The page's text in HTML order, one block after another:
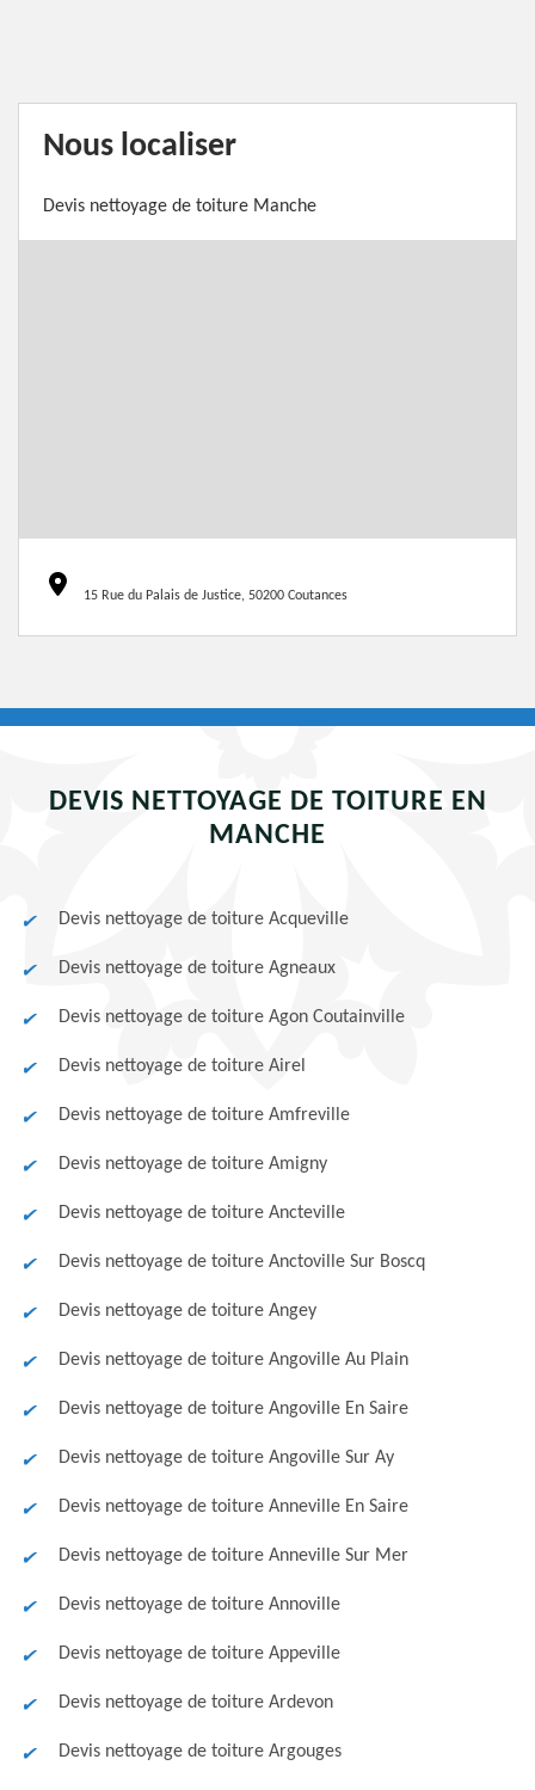
Nous localiser
Devis nettoyage de toiture Manche
15 Rue du Palais de Justice, 50200 Coutances
DEVIS NETTOYAGE DE TOITURE EN
MANCHE
Devis nettoyage de toiture Acqueville
Devis nettoyage de toiture Agneaux
Devis nettoyage de toiture Agon Coutainville
Devis nettoyage de toiture Airel
Devis nettoyage de toiture Amfreville
Devis nettoyage de toiture Amigny
Devis nettoyage de toiture Ancteville
Devis nettoyage de toiture Anctoville Sur Boscq
Devis nettoyage de toiture Angey
Devis nettoyage de toiture Angoville Au Plain
Devis nettoyage de toiture Angoville En Saire
Devis nettoyage de toiture Angoville Sur Ay
Devis nettoyage de toiture Anneville En Saire
Devis nettoyage de toiture Anneville Sur Mer
Devis nettoyage de toiture Annoville
Devis nettoyage de toiture Appeville
Devis nettoyage de toiture Ardevon
Devis nettoyage de toiture Argouges